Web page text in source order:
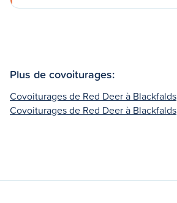
Plus de covoiturages:
Covoiturages de Red Deer à Blackfalds
Covoiturages de Red Deer à Blackfalds